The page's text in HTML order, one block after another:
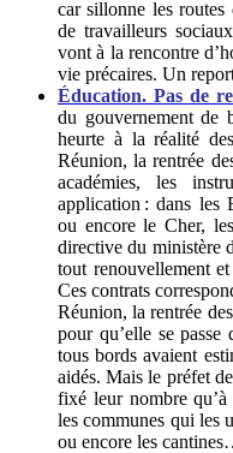
car sillonne les
de travailleurs
vont à la rencontre
vie précaires. Un
Éducation. Pas de
du gouvernement de
heurte à la réalité
Réunion, la rentrée
académies, les
application : dans les
ou encore le Cher,
directive du ministère
tout renouvellement
Ces contrats
Réunion, la rentrée
pour qu’elle se
tous bords avaient
aidés. Mais le préfet
fixé leur nombre
les communes qui les
ou encore les